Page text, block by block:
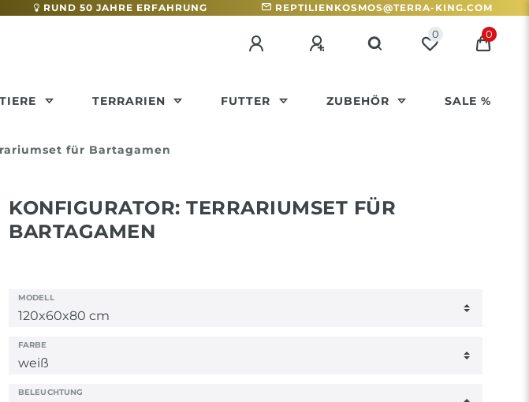
RUND 50 JAHRE ERFAHRUNG REPTILIENKOSMOS@TERRA-KING.COM
0 0
TIERE TERRARIEN FUTTER ZUBEHÖR SALE %
für Bartagamen
KONFIGURATOR: TERRARIUMSET FÜR
BARTAGAMEN
MODELL
FARBE
BELEUCHTUNG